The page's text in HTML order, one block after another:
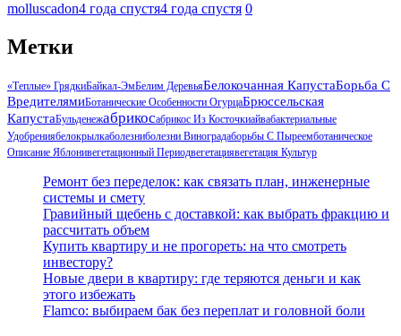
molluscadon4 года спустя4 года спустя 0
Метки
«Теплые» ГрядкиБайкал-ЭмБелим ДеревьяБелокочанная КапустаБорьба С
ВредителямиБотанические Особенности ОгурцаБрюссельская
КапустаБульденежАбрикосАбрикос Из КосточкиАйваБактериальные
УдобренияБелокрылкаБолезниБолезни ВиноградаБорьбы С ПыреемБотаническое
Описание ЯблониВегетационный ПериодВегетацияВегетация Культур
Ремонт без переделок: как связать план, инженерные
системы и смету
Гравийный щебень с доставкой: как выбрать фракцию и
рассчитать объем
Купить квартиру и не прогореть: на что смотреть
инвестору?
Новые двери в квартиру: где теряются деньги и как
этого избежать
Flamco: выбираем бак без переплат и головной боли